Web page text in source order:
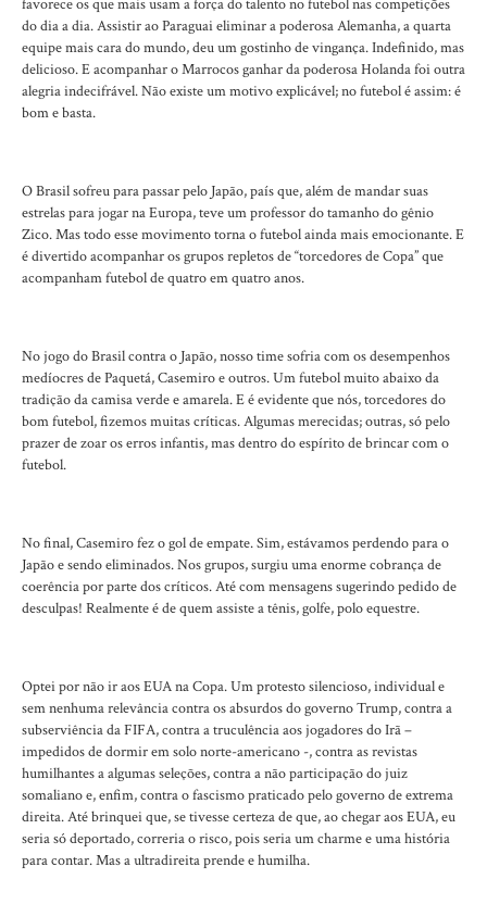
favorece os que mais usam a força do talento no futebol nas competições
do dia a dia. Assistir ao Paraguai eliminar a poderosa Alemanha, a quarta
equipe mais cara do mundo, deu um gostinho de vingança. Indefinido, mas
delicioso. E acompanhar o Marrocos ganhar da poderosa Holanda foi outra
alegria indecifrável. Não existe um motivo explicável; no futebol é assim: é
bom e basta.
O Brasil sofreu para passar pelo Japão, país que, além de mandar suas
estrelas para jogar na Europa, teve um professor do tamanho do gênio
Zico. Mas todo esse movimento torna o futebol ainda mais emocionante. E
é divertido acompanhar os grupos repletos de “torcedores de Copa” que
acompanham futebol de quatro em quatro anos.
No jogo do Brasil contra o Japão, nosso time sofria com os desempenhos
medíocres de Paquetá, Casemiro e outros. Um futebol muito abaixo da
tradição da camisa verde e amarela. E é evidente que nós, torcedores do
bom futebol, fizemos muitas críticas. Algumas merecidas; outras, só pelo
prazer de zoar os erros infantis, mas dentro do espírito de brincar com o
futebol.
No final, Casemiro fez o gol de empate. Sim, estávamos perdendo para o
Japão e sendo eliminados. Nos grupos, surgiu uma enorme cobrança de
coerência por parte dos críticos. Até com mensagens sugerindo pedido de
desculpas! Realmente é de quem assiste a tênis, golfe, polo equestre.
Optei por não ir aos EUA na Copa. Um protesto silencioso, individual e
sem nenhuma relevância contra os absurdos do governo Trump, contra a
subserviência da FIFA, contra a truculência aos jogadores do Irã –
impedidos de dormir em solo norte-americano -, contra as revistas
humilhantes a algumas seleções, contra a não participação do juiz
somaliano e, enfim, contra o fascismo praticado pelo governo de extrema
direita. Até brinquei que, se tivesse certeza de que, ao chegar aos EUA, eu
seria só deportado, correria o risco, pois seria um charme e uma história
para contar. Mas a ultradireita prende e humilha.